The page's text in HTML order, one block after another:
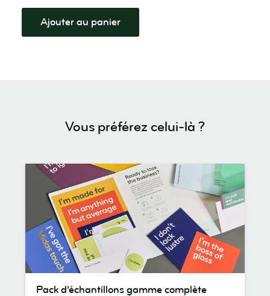
Ajouter au panier
Vous préférez celui-là ?
Pack d’échantillons gamme complète